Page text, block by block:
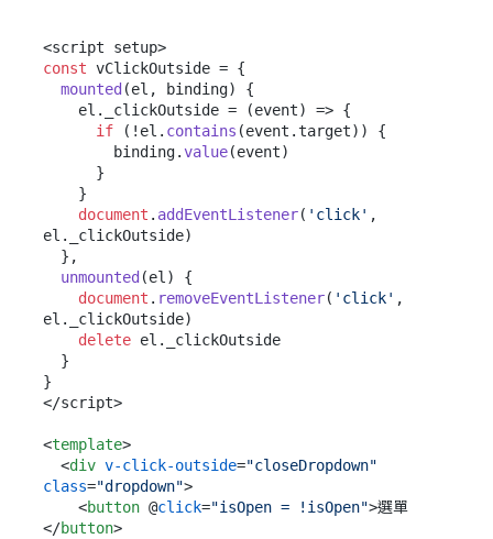
const vClickOutside = {
mounted (el, binding) {
    el.
_clickOutside = (event) => {
if (!el. contains (event.target)) {
        binding.
value(event)
document . addEventListener( 'click' ,
el.
_clickOutside)
unmounted (el) {
document . removeEventListener( 'click' ,
el.
_clickOutside)
delete el.
_clickOutside
}
</script>
<template>
<div v-click-outside="closeDropdown"
class="dropdown">
<button @click="isOpen = !isOpen">選單
</button>